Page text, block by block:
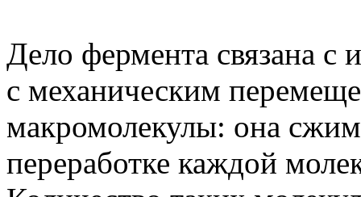
Дело фермента связана с
с механическим
макромолекулы: она
переработке каждой